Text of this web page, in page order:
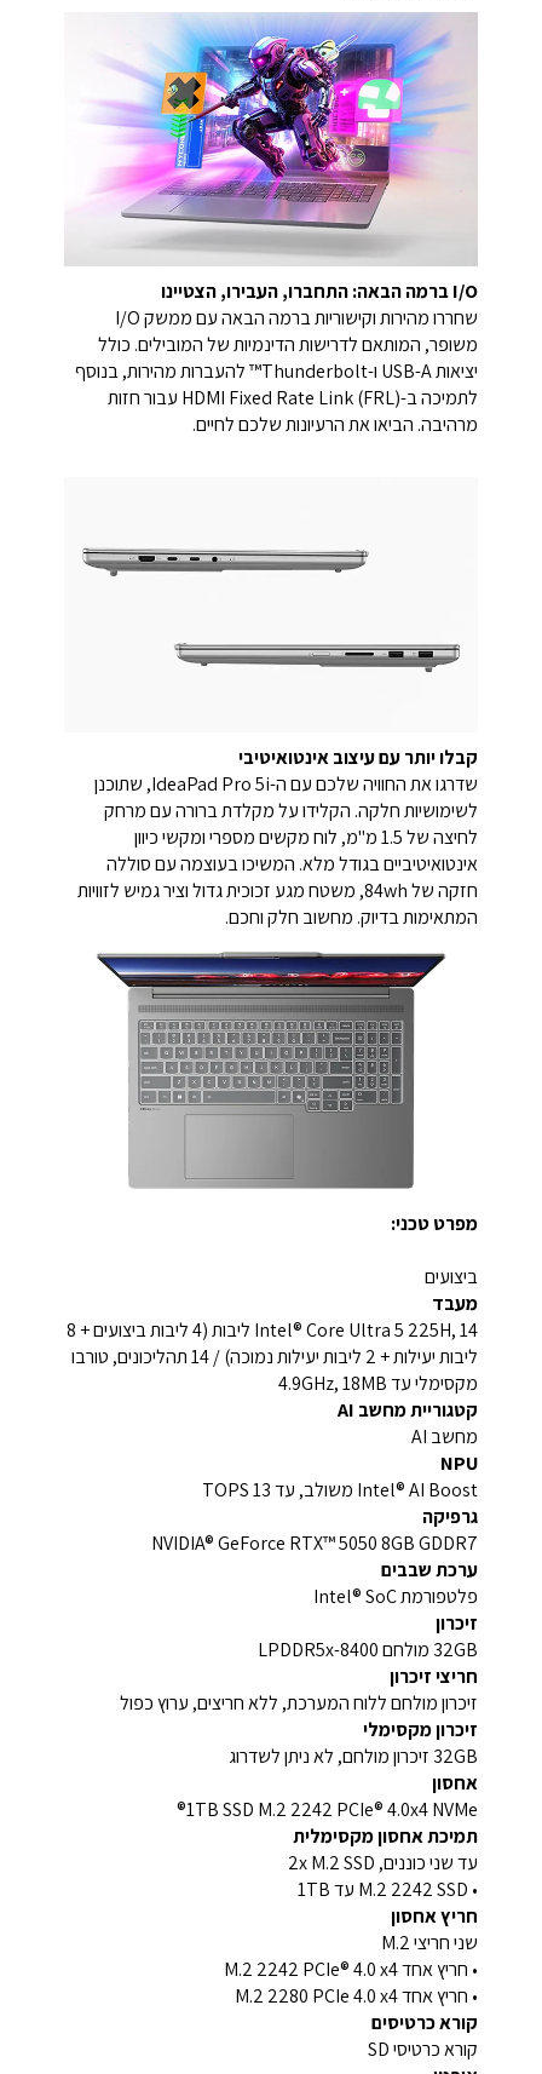
I/O ברמה הבאה: התחברו, העבירו, הצטיינו
שחררו מהירות וקישוריות ברמה הבאה עם ממשק I/O
משופר, המותאם לדרישות הדינמיות של המובילים. כולל
יציאות USB-A ו-Thunderbolt™ להעברות מהירות, בנוסף
לתמיכה ב-HDMI Fixed Rate Link (FRL) עבור חזות
מרהיבה. הביאו את הרעיונות שלכם לחיים.
קבלו יותר עם עיצוב אינטואיטיבי
שדרגו את החוויה שלכם עם ה-IdeaPad Pro 5i, שתוכנן
לשימושיות חלקה. הקלידו על מקלדת ברורה עם מרחק
לחיצה של 1.5 מ"מ, לוח מקשים מספרי ומקשי כיוון
אינטואיטיביים בגודל מלא. המשיכו בעוצמה עם סוללה
חזקה של 84wh, משטח מגע זכוכית גדול וציר גמיש לזוויות
המתאימות בדיוק. מחשוב חלק וחכם.
מפרט טכני:
ביצועים
מעבד
Intel® Core Ultra 5 225H, 14 ליבות (4 ליבות ביצועים + 8
ליבות יעילות + 2 ליבות יעילות נמוכה) / 14 תהליכונים, טורבו
מקסימלי עד 4.9GHz, 18MB
קטגוריית מחשב AI
מחשב AI
NPU
Intel® AI Boost משולב, עד 13 TOPS
גרפיקה
NVIDIA® GeForce RTX™ 5050 8GB GDDR7
ערכת שבבים
פלטפורמת Intel® SoC
זיכרון
32GB מולחם LPDDR5x-8400
חריצי זיכרון
זיכרון מולחם ללוח המערכת, ללא חריצים, ערוץ כפול
זיכרון מקסימלי
32GB זיכרון מולחם, לא ניתן לשדרוג
אחסון
1TB SSD M.2 2242 PCIe® 4.0x4 NVMe®
תמיכת אחסון מקסימלית
עד שני כוננים, 2x M.2 SSD
• M.2 2242 SSD עד 1TB
חריץ אחסון
שני חריצי M.2
• חריץ אחד M.2 2242 PCIe® 4.0 x4
• חריץ אחד M.2 2280 PCIe 4.0 x4
קורא כרטיסים
קורא כרטיסי SD